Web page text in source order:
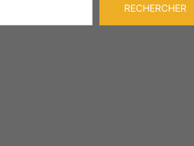
RECHERCHER